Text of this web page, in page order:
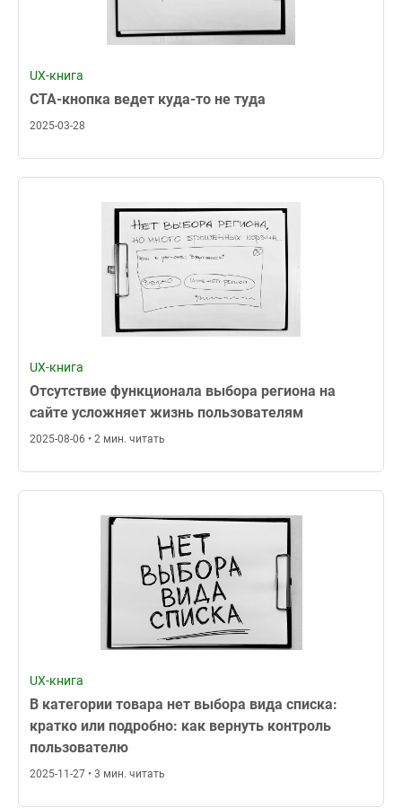
UX-книга
CTA-кнопка ведет куда-то не туда
2025-03-28
UX-книга
Отсутствие функционала выбора региона на
сайте усложняет жизнь пользователям
2025-08-06 • 2 мин. читать
UX-книга
В категории товара нет выбора вида списка:
кратко или подробно: как вернуть контроль
пользователю
2025-11-27 • 3 мин. читать